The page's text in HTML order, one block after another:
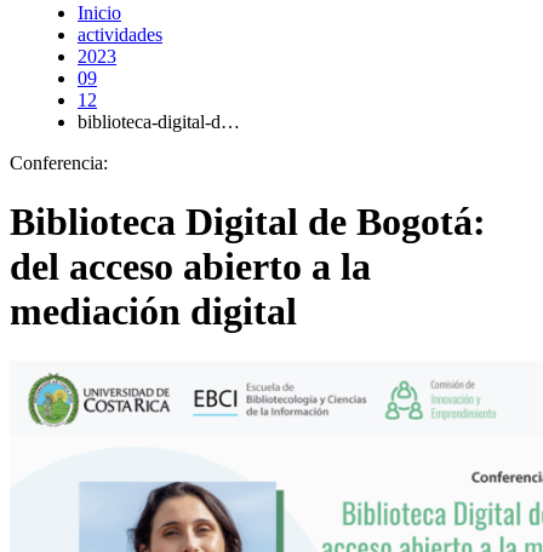
Inicio
actividades
2023
09
12
biblioteca-digital-d…
Conferencia:
Biblioteca Digital de Bogotá:
del acceso abierto a la
mediación digital